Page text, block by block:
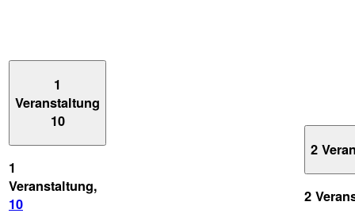
1
Veranstaltung
10
1
Veranstaltung,
10
2
2